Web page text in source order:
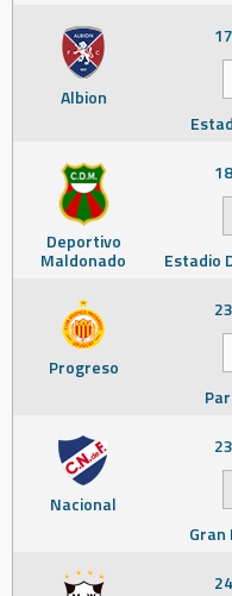
Albion
Deportivo
Maldonado
Estadio
Progreso
Nacional